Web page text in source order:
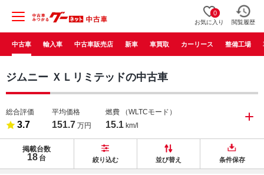
0
お気に入り 閲覧履歴
中古車 輸入車 中古車販売店 新車 車買取 カーリース 整備工場
ジムニー ＸＬリミテッドの中古車
総合評価
3.7
平均価格
151.7 万円
燃費 （WLTCモード）
15.1 km/l
掲載台数
18 台 絞り込む 並び替え 条件保存